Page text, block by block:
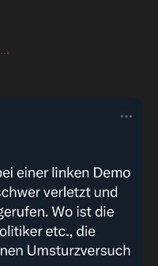
...